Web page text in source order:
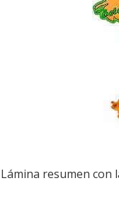
Lámina resumen con